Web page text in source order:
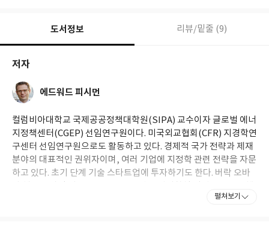
도서정보 리뷰/밑줄 (9)
저자
에드워드 피시먼
컬럼비아대학교 국제공공정책대학원(SIPA) 교수이자 글로벌 에너
지정책센터(CGEP) 선임연구원이다. 미국외교협회(CFR) 지경학연
구센터 선임연구원으로도 활동하고 있다. 경제적 국가 전략과 제재
분야의 대표적인 권위자이며, 여러 기업에 지정학 관련 전략을 자문
하고 있다. 초기 단계 기술 스타트업에 투자하기도 한다. 버락 오바
고, 국방부 합참의장 특별고문, 재무부 테러·금융정보 담당 차관 특
펼쳐보기